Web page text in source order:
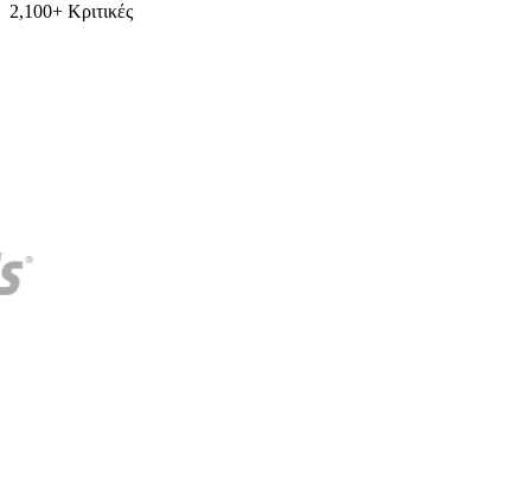
2,100+ Κριτικές